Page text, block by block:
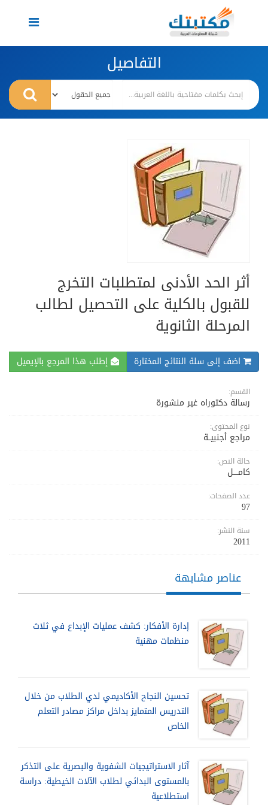
Toggle
navigation
التفاصيل
أثر الحد الأدنى لمتطلبات التخرج
للقبول بالكلية على التحصيل لطالب
المرحلة الثانوية
اضف إلى سلة النتائج المختارة إطلب هذا المرجع بالإيميل
القسم:
رسالة دكتوراه غير منشورة
نوع المحتوى:
مراجع أجنبيــة
حالة النص:
كامــــل
عدد الصفحات:
97
سنة النشر:
2011
عناصر مشابهة
إدارة الأفكار: كشف عمليات الإبداع في ثلاث
منظمات مهنية
تحسين النجاح الأكاديمي لدي الطلاب من خلال
التدريس المتمايز بداخل مراكز مصادر التعلم
الخاص
آثار الاستراتيجيات الشفوية والبصرية على التذكر
بالمستوى البدائي لطلاب الآلات الخيطية: دراسة
استطلاعية